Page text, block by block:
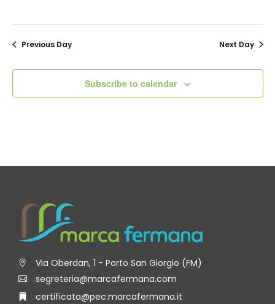
Previous Day Next Day
Subscribe to calendar
Via Oberdan, 1 - Porto San Giorgio (FM)
segreteria@marcafermana.com
certificata@pec.marcafermana.it